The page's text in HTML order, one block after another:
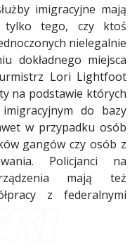
imigracyjne mają
tego, czy ktoś
nielegalnie
dokładnego miejsca
Lori Lightfoot
na podstawie których
do bazy
w przypadku osób
gangów czy osób z
Policjanci na
mają też
z federalnymi